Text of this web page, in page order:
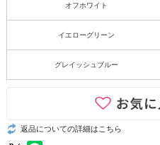
オフホワイト
イエローグリーン
グレイッシュブルー
返品についての詳細はこちら